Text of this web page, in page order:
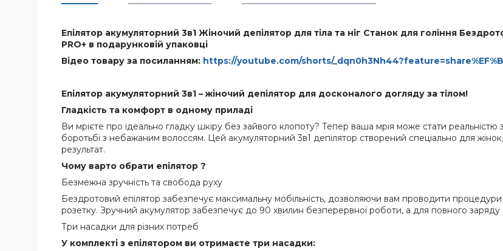
Епілятор акумуляторний 3в1 Жіночий депілятор для тіла та ніг Станок для гоління
PRO+ в подарунковій упаковці
Відео товару за посиланням: https://youtube.com/shorts/
Епілятор акумуляторний 3в1 – жіночий депілятор для досконалого догляду за тілом!
Гладкість та комфорт в одному приладі
Ви мрієте про ідеально гладку шкіру без зайвого клопоту? Тепер ваша мрія може стати
боротьбі з небажаним волоссям. Цей акумуляторний 3в1 депілятор створений спеціально для
результат.
Чому варто обрати епілятор ?
Безмежна зручність та свобода руху
Бездротовий епілятор забезпечує максимальну мобільність, дозволяючи вам проводити
розетку. Зручний акумулятор забезпечує до 90 хвилин безперервної роботи, а для повного заряду
Три насадки для різних потреб
У комплекті з епілятором ви отримаєте три насадки: